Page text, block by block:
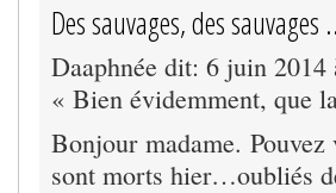
Des sauvages, des
Daaphnée dit: 6 juin
« Bien évidemment, que
Bonjour madame.
sont morts hier…oubliés